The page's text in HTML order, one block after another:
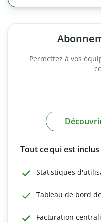
Permettez à vos
Tout ce qui est
Statistiques
Tableau de bord
Facturation